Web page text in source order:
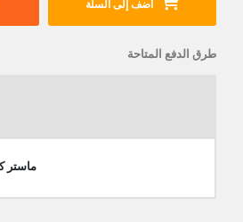
أضف إلى السلة
طرق الدفع المتاحة
ماستر